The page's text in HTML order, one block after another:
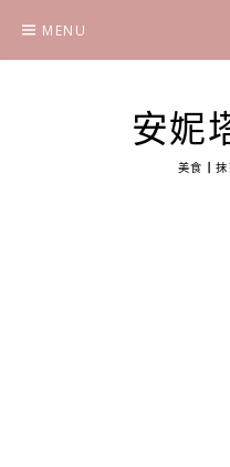
content
MENU
安妮
美食┃